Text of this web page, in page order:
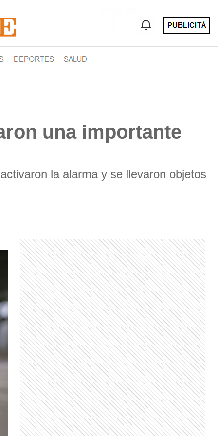
una importante
la alarma y se llevaron objetos